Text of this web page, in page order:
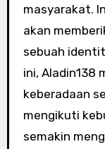
masyarakat.
akan
sebuah
ini, Aladin138
keberadaan
mengikuti
semakin